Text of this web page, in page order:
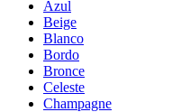
Azul
Beige
Blanco
Bordo
Bronce
Celeste
Champagne